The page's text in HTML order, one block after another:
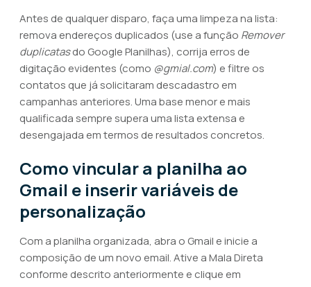
Antes de qualquer disparo, faça uma limpeza na lista:
remova endereços duplicados (use a função Remover
duplicatasdo Google Planilhas), corrija erros de
digitação evidentes (como @gmial.com) e filtre os
contatos que já solicitaram descadastro em
campanhas anteriores. Uma base menor e mais
qualificada sempre supera uma lista extensa e
desengajada em termos de resultados concretos.
Como vincular a planilha ao
Gmail e inserir variáveis de
personalização
Com a planilha organizada, abra o Gmail e inicie a
composição de um novo email. Ative a Mala Direta
conforme descrito anteriormente e clique em